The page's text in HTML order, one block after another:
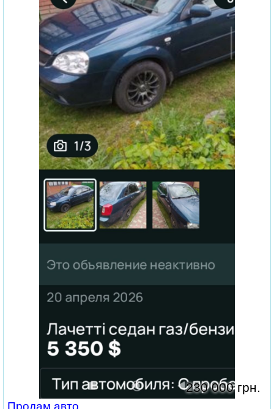
230 000 грн.
Продам авто